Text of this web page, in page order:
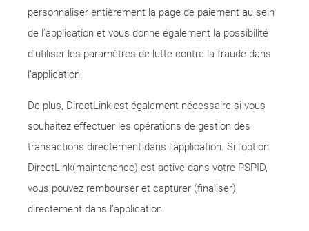
personnaliser entièrement la page de paiement au sein
de l’application et vous donne également la possibilité
d’utiliser les paramètres de lutte contre la fraude dans
l’application.
De plus, DirectLink est également nécessaire si vous
souhaitez effectuer les opérations de gestion des
transactions directement dans l’application. Si l’option
DirectLink(maintenance) est active dans votre PSPID,
vous pouvez rembourser et capturer (finaliser)
directement dans l’application.